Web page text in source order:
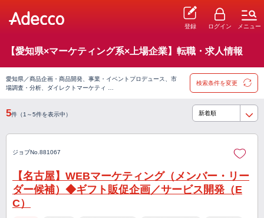
登録 ログイン メニュー
【愛知県×マーケティング系×上場企業】転職・求人情報
愛知県／商品企画・商品開発、事業・イベントプロデュース、市
場調査・分析、ダイレクトマーケティ …
検索条件を変更
5件（1～5件を表示中）
ジョブNo.881067
【名古屋】WEBマーケティング（メンバー・リー
ダー候補）◆ギフト販促企画／サービス開発（E
C）